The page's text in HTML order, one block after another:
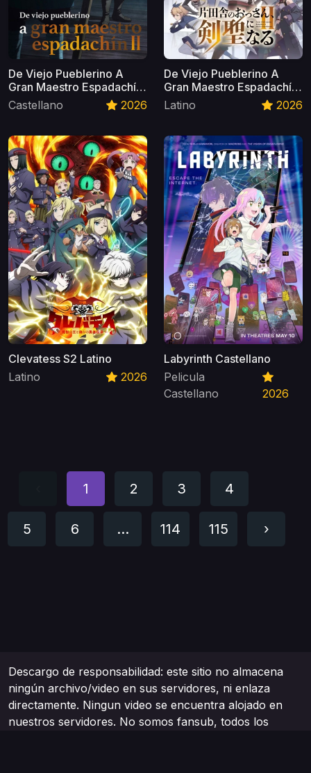
De Viejo Pueblerino A
Gran Maestro Espadachín
S2 Castellano
Castellano 2026
De Viejo Pueblerino A
Gran Maestro Espadachín
S2 Latino
Latino 2026
Clevatess S2 Latino
Latino
2026
Labyrinth Castellano
Pelicula
Castellano
2026
1 2 3 4
5 6 ... 114 115 ›
Descargo de responsabilidad: este sitio no almacena
ningún archivo/video en sus servidores, ni enlaza
directamente. Ningun video se encuentra alojado en
nuestros servidores. No somos fansub, todos los